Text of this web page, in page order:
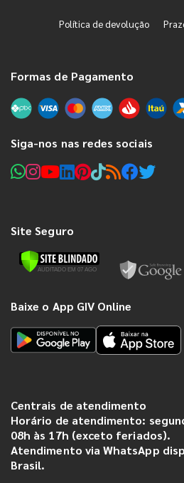
Política de devolução
Formas de Pagamento
Siga-nos nas redes sociais
Site Seguro
Baixe o App GIV Online
Centrais de atendimento
Horário de atendimento:
08h às 17h (exceto feriados).
Atendimento via WhatsApp
Brasil.